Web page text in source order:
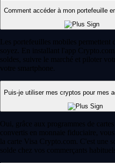
Comment accéder à mon portefeuille
Les portefeuilles mobiles permettent
soyez. En installant l'app
soldes, suivre le marché et piloter
votre smartphone.
Puis-je utiliser mes cryptos pour mes
Oui, grâce aux programmes de
convertis en monnaie fiduciaire,
la carte Visa Crypto.com. C'est une
solde chez vos commerçants